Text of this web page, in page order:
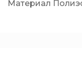
Материал